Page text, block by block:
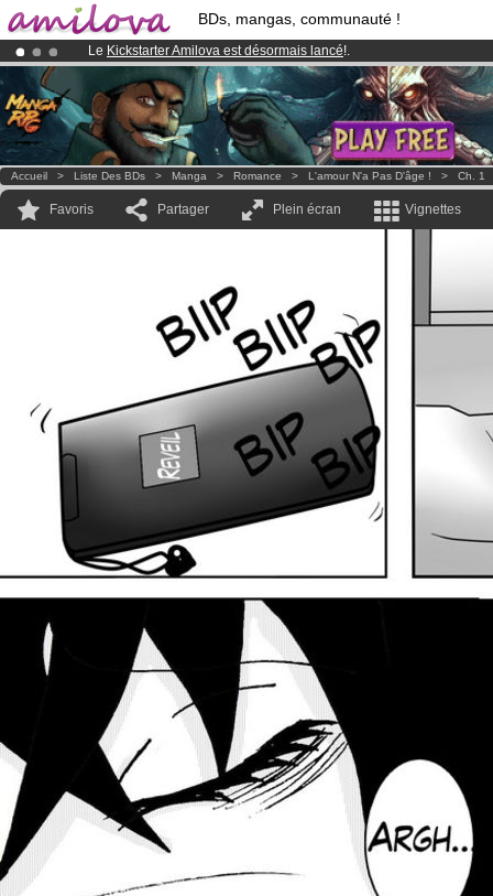
BDs, mangas, communauté !
Le Kickstarter Amilova est désormais lancé!.
Abonnement premium: à partir de3.95 eurospar mois !Clique ici
Déjà 100000membreset 1000BDs & Mangas!
Accueil > Liste Des BDs > Manga > Romance > L'amour N'a Pas D'âge ! > Ch. 1
Favoris Partager Plein écran Vignettes